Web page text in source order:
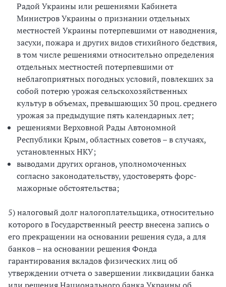
Радой Украины или решениями Кабинета
Министров Украины о признании отдельных
местностей Украины потерпевшими от наводнения,
засухи, пожара и других видов стихийного бедствия,
в том числе решениями относительно определения
отдельных местностей потерпевшими от
неблагоприятных погодных условий, повлекших за
собой потерю урожая сельскохозяйственных
культур в объемах, превышающих 30 проц. среднего
урожая за предыдущие пять календарных лет;
решениями Верховной Рады Автономной
Республики Крым, областных советов – в случаях,
установленных НКУ;
выводами других органов, уполномоченных
согласно законодательству, удостоверять форс-
мажорные обстоятельства;
5) налоговый долг налогоплательщика, относительно
которого в Государственный реестр внесена запись о
его прекращении на основании решения суда, а для
банков – на основании решения Фонда
гарантирования вкладов физических лиц об
утверждении отчета о завершении ликвидации банка